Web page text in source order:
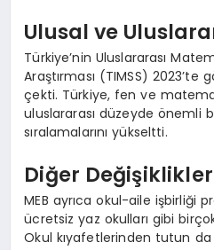
Ulusal ve
Türkiye’nin Uluslararası
Araştırması (TIMSS) 2023’te
çekti. Türkiye, fen ve
uluslararası düzeyde önemli
sıralamalarını yükseltti.
Diğer
MEB ayrıca okul-aile işbirliği
ücretsiz yaz okulları gibi
Okul kıyafetlerinden tutun